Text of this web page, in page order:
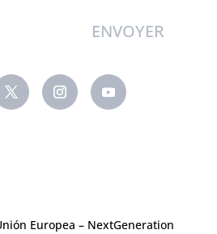
Europea – NextGeneration